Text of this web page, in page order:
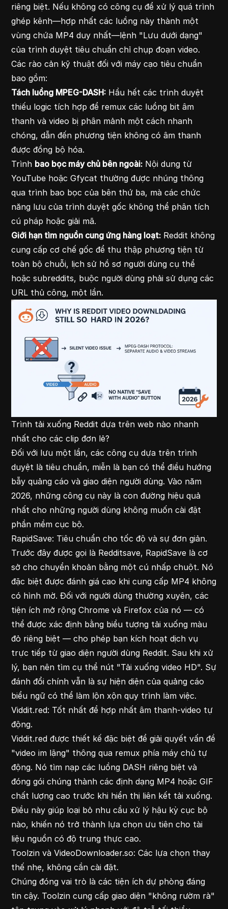
riêng biệt. Nếu không có công cụ để xử lý quá trình
ghép kênh—hợp nhất các luồng này thành một
vùng chứa MP4 duy nhất—lệnh "Lưu dưới dạng"
của trình duyệt tiêu chuẩn chỉ chụp đoạn video.
Các rào cản kỹ thuật đối với máy cạo tiêu chuẩn
bao gồm:
Tách luồng MPEG-DASH: Hầu hết các trình duyệt
thiếu logic tích hợp để remux các luồng bit âm
thanh và video bị phân mảnh một cách nhanh
chóng, dẫn đến phương tiện không có âm thanh
được đồng bộ hóa.
Trình bao bọc máy chủ bên ngoài: Nội dung từ
YouTube hoặc Gfycat thường được nhúng thông
qua trình bao bọc của bên thứ ba, mà các chức
năng lưu của trình duyệt gốc không thể phân tích
cú pháp hoặc giải mã.
Giới hạn tìm nguồn cung ứng hàng loạt: Reddit không
cung cấp cơ chế gốc để thu thập phương tiện từ
toàn bộ chuỗi, lịch sử hồ sơ người dùng cụ thể
hoặc subreddits, buộc người dùng phải sử dụng các
URL thủ công, một lần.
Trình tải xuống Reddit dựa trên web nào nhanh
nhất cho các clip đơn lẻ?
Đối với lưu một lần, các công cụ dựa trên trình
duyệt là tiêu chuẩn, miễn là bạn có thể điều hướng
bẫy quảng cáo và giao diện người dùng. Vào năm
2026, những công cụ này là con đường hiệu quả
nhất cho những người dùng không muốn cài đặt
phần mềm cục bộ.
RapidSave: Tiêu chuẩn cho tốc độ và sự đơn giản.
Trước đây được gọi là Redditsave, RapidSave là cơ
sở cho chuyển khoản bằng một cú nhấp chuột. Nó
đặc biệt được đánh giá cao khi cung cấp MP4 không
có hình mờ. Đối với người dùng thường xuyên, các
tiện ích mở rộng Chrome và Firefox của nó — có
thể được xác định bằng biểu tượng tải xuống màu
đỏ riêng biệt — cho phép bạn kích hoạt dịch vụ
trực tiếp từ giao diện người dùng Reddit. Sau khi xử
lý, bạn nên tìm cụ thể nút "Tải xuống video HD". Sự
đánh đổi chính vẫn là sự hiện diện của quảng cáo
biểu ngữ có thể làm lộn xộn quy trình làm việc.
Viddit.red: Tốt nhất để hợp nhất âm thanh-video tự
động.
Viddit.red được thiết kế đặc biệt để giải quyết vấn đề
"video im lặng" thông qua remux phía máy chủ tự
động. Nó tìm nạp các luồng DASH riêng biệt và
đóng gói chúng thành các định dạng MP4 hoặc GIF
chất lượng cao trước khi hiển thị liên kết tải xuống.
Điều này giúp loại bỏ nhu cầu xử lý hậu kỳ cục bộ
nào, khiến nó trở thành lựa chọn ưu tiên cho tài
liệu nguồn có độ trung thực cao.
Toolzin và VideoDownloader.so: Các lựa chọn thay
thế nhẹ, không cần cài đặt.
Chúng đóng vai trò là các tiện ích dự phòng đáng
tin cậy. Toolzin cung cấp giao diện "không rườm rà"